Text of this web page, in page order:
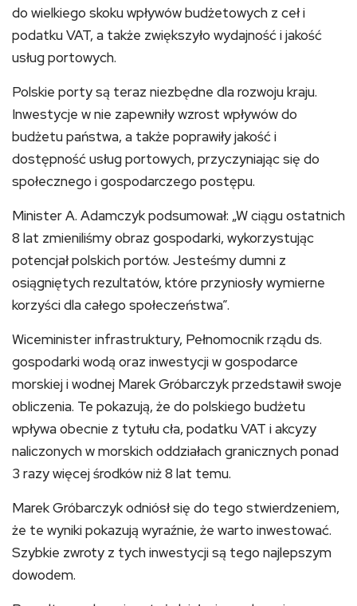
do wielkiego skoku wpływów budżetowych z ceł i
podatku VAT, a także zwiększyło wydajność i jakość
usług portowych.
Polskie porty są teraz niezbędne dla rozwoju kraju.
Inwestycje w nie zapewniły wzrost wpływów do
budżetu państwa, a także poprawiły jakość i
dostępność usług portowych, przyczyniając się do
społecznego i gospodarczego postępu.
Minister A. Adamczyk podsumował: „W ciągu ostatnich
8 lat zmieniliśmy obraz gospodarki, wykorzystując
potencjał polskich portów. Jesteśmy dumni z
osiągniętych rezultatów, które przyniosły wymierne
korzyści dla całego społeczeństwa”.
Wiceminister infrastruktury, Pełnomocnik rządu ds.
gospodarki wodą oraz inwestycji w gospodarce
morskiej i wodnej Marek Gróbarczyk przedstawił swoje
obliczenia. Te pokazują, że do polskiego budżetu
wpływa obecnie z tytułu cła, podatku VAT i akcyzy
naliczonych w morskich oddziałach granicznych ponad
3 razy więcej środków niż 8 lat temu.
Marek Gróbarczyk odniósł się do tego stwierdzeniem,
że te wyniki pokazują wyraźnie, że warto inwestować.
Szybkie zwroty z tych inwestycji są tego najlepszym
dowodem.